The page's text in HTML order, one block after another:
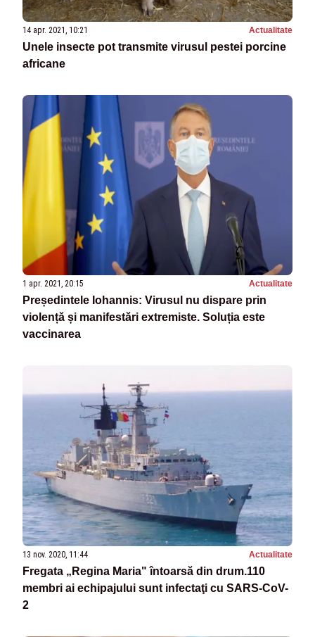
14 apr. 2021, 10:21 Actualitate
Unele insecte pot transmite virusul pestei porcine
africane
1 apr. 2021, 20:15 Actualitate
Președintele Iohannis: Virusul nu dispare prin
violență și manifestări extremiste. Soluția este
vaccinarea
13 nov. 2020, 11:44 Actualitate
Fregata „Regina Maria" întoarsă din drum.110
membri ai echipajului sunt infectaţi cu SARS-CoV-
2